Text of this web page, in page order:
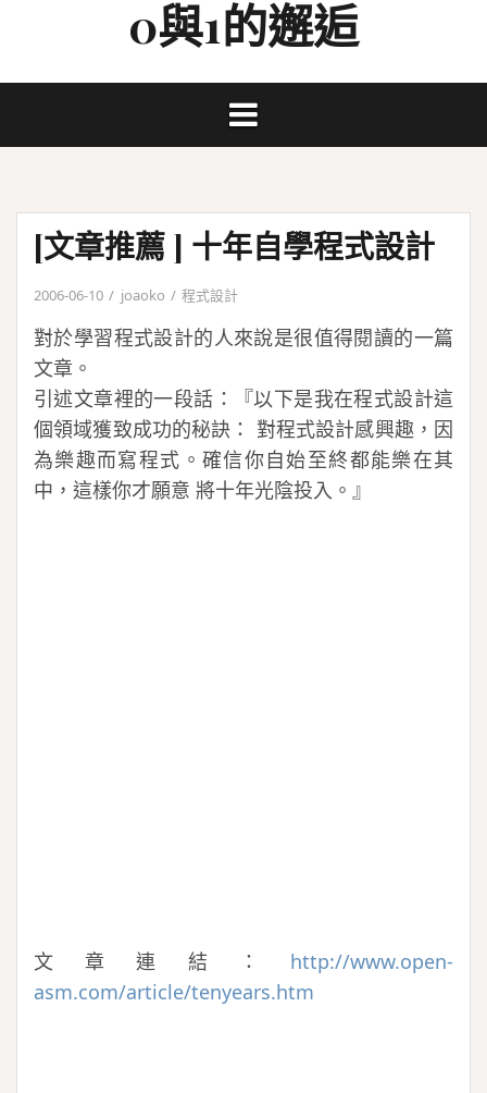
0與1的邂逅
[文章推薦 ] 十年自學程式設計
2006-06-10 joaoko 程式設計
對於學習程式設計的人來說是很值得閱讀的一篇
文章。
引述文章裡的一段話：『以下是我在程式設計這
個領域獲致成功的秘訣： 對程式設計感興趣，因
為樂趣而寫程式。確信你自始至終都能樂在其
中，這樣你才願意 將十年光陰投入。』
文章連結： http://www.open-
asm.com/article/tenyears.htm